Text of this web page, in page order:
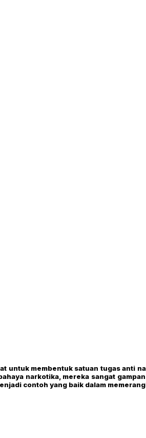
untuk membentuk satuan tugas anti
narkotika, mereka sangat
contoh yang baik dalam